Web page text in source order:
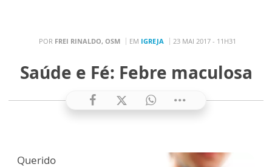
POR FREI RINALDO, OSM EM IGREJA 23 MAI 2017 - 11H31
Saúde e Fé: Febre maculosa
Querido